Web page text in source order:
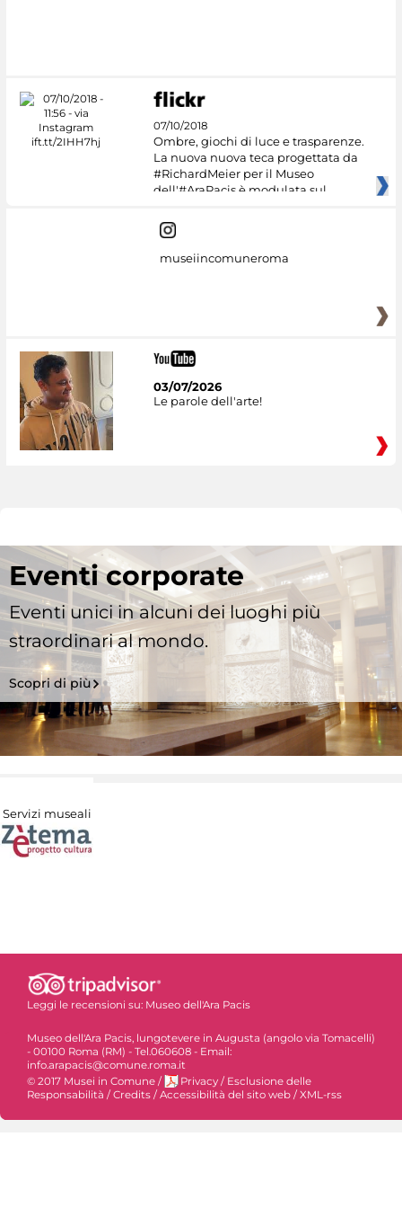
07/10/2018
Ombre, giochi di luce e trasparenze.
La nuova nuova teca progettata da
#RichardMeier per il Museo
dell'#AraPacis è modulata sul
museiincomuneroma
03/07/2026
Le parole dell'arte!
Eventi corporate
Eventi unici in alcuni dei luoghi più
straordinari al mondo.
Scopri di più
Servizi museali
Leggi le recensioni su: Museo dell'Ara Pacis
Museo dell'Ara Pacis, lungotevere in Augusta (angolo via Tomacelli)
- 00100 Roma (RM) - Tel.060608 - Email:
info.arapacis@comune.roma.it
© 2017 Musei in Comune / Privacy / Esclusione delle
Responsabilità /Credits /Accessibilità del sito web /XML-rss